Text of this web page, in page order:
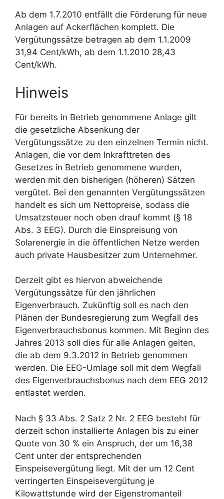
Ab dem 1.7.2010 entfällt die Förderung für neue
Anlagen auf Ackerflächen komplett. Die
Vergütungssätze betragen ab dem 1.1.2009
31,94 Cent/kWh, ab dem 1.1.2010 28,43
Cent/kWh.
Hinweis
Für bereits in Betrieb genommene Anlage gilt
die gesetzliche Absenkung der
Vergütungssätze zu den einzelnen Termin nicht.
Anlagen, die vor dem Inkrafttreten des
Gesetzes in Betrieb genommene wurden,
werden mit den bisherigen (höheren) Sätzen
vergütet. Bei den genannten Vergütungssätzen
handelt es sich um Nettopreise, sodass die
Umsatzsteuer noch oben drauf kommt (§ 18
Abs. 3 EEG). Durch die Einspreisung von
Solarenergie in die öffentlichen Netze werden
auch private Hausbesitzer zum Unternehmer.
Derzeit gibt es hiervon abweichende
Vergütungssätze für den jährlichen
Eigenverbrauch. Zukünftig soll es nach den
Plänen der Bundesregierung zum Wegfall des
Eigenverbrauchsbonus kommen. Mit Beginn des
Jahres 2013 soll dies für alle Anlagen gelten,
die ab dem 9.3.2012 in Betrieb genommen
werden. Die EEG-Umlage soll mit dem Wegfall
des Eigenverbrauchsbonus nach dem EEG 2012
entlastet werden.
Nach § 33 Abs. 2 Satz 2 Nr. 2 EEG besteht für
derzeit schon installierte Anlagen bis zu einer
Quote von 30 % ein Anspruch, der um 16,38
Cent unter der entsprechenden
Einspeisevergütung liegt. Mit der um 12 Cent
verringerten Einspeisevergütung je
Kilowattstunde wird der Eigenstromanteil